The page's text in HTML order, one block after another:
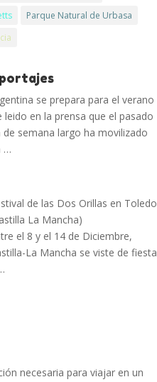
Parque Natural de Urbasa
se prepara para el verano
leido en la prensa que el pasado
de semana largo ha movilizado
…
de las Dos Orillas en Toledo
La Mancha)
el 8 y el 14 de Diciembre,
La Mancha se viste de fiesta
necesaria para viajar en un